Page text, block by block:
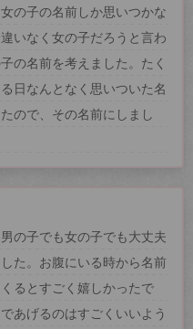
の子の名前しか思いつかな
いなく女の子だろうと言わ
の名前を考えました。たく
日なんとなく思いついた名
ので、その名前にしまし
の子でも女の子でも大丈夫
た。お腹にいる時から名前
るとすごく嬉しかったで
あげるのはすごくいいよう